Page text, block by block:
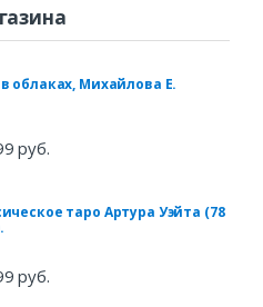
облаках, Михайлова Е.
руб.
таро Артура Уэйта (78
руб.